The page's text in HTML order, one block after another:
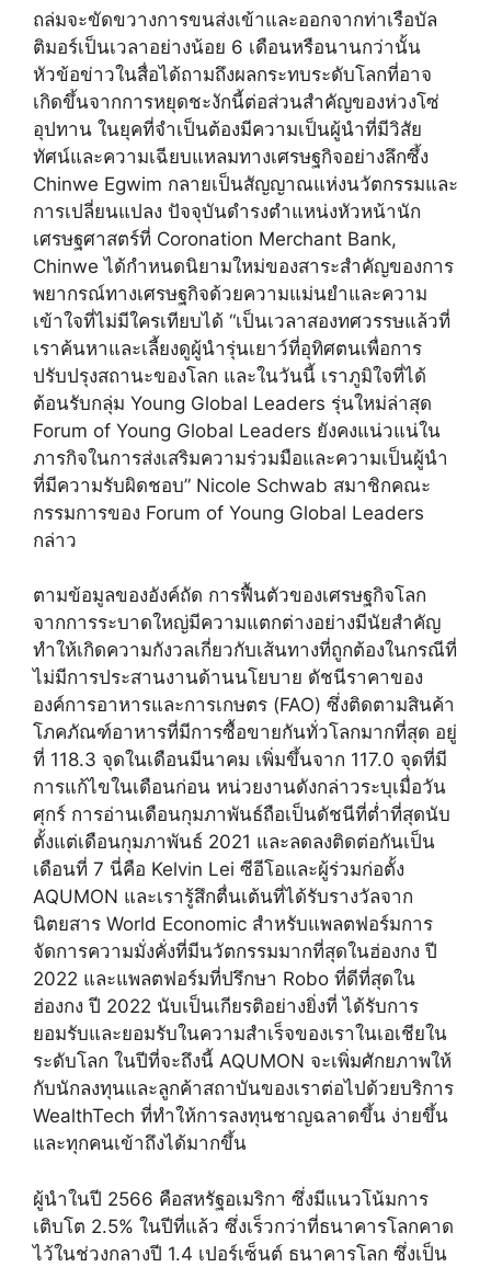
ถล่มจะขัดขวางการขนส่งเข้าและออกจากท่าเรือบัล
ติมอร์เป็นเวลาอย่างน้อย 6 เดือนหรือนานกว่านั้น
หัวข้อข่าวในสื่อได้ถามถึงผลกระทบระดับโลกที่อาจ
เกิดขึ้นจากการหยุดชะงักนี้ต่อส่วนสำคัญของห่วงโซ่
อุปทาน ในยุคที่จำเป็นต้องมีความเป็นผู้นำที่มีวิสัย
ทัศน์และความเฉียบแหลมทางเศรษฐกิจอย่างลึกซึ้ง
Chinwe Egwim กลายเป็นสัญญาณแห่งนวัตกรรมและ
การเปลี่ยนแปลง ปัจจุบันดำรงตำแหน่งหัวหน้านัก
เศรษฐศาสตร์ที่ Coronation Merchant Bank,
Chinwe ได้กำหนดนิยามใหม่ของสาระสำคัญของการ
พยากรณ์ทางเศรษฐกิจด้วยความแม่นยำและความ
เข้าใจที่ไม่มีใครเทียบได้ “เป็นเวลาสองทศวรรษแล้วที่
เราค้นหาและเลี้ยงดูผู้นำรุ่นเยาว์ที่อุทิศตนเพื่อการ
ปรับปรุงสถานะของโลก และในวันนี้ เราภูมิใจที่ได้
ต้อนรับกลุ่ม Young Global Leaders รุ่นใหม่ล่าสุด
Forum of Young Global Leaders ยังคงแน่วแน่ใน
ภารกิจในการส่งเสริมความร่วมมือและความเป็นผู้นำ
ที่มีความรับผิดชอบ” Nicole Schwab สมาชิกคณะ
กรรมการของ Forum of Young Global Leaders
กล่าว
ตามข้อมูลของอังค์ถัด การฟื้นตัวของเศรษฐกิจโลก
จากการระบาดใหญ่มีความแตกต่างอย่างมีนัยสำคัญ
ทำให้เกิดความกังวลเกี่ยวกับเส้นทางที่ถูกต้องในกรณีที่
ไม่มีการประสานงานด้านนโยบาย ดัชนีราคาของ
องค์การอาหารและการเกษตร (FAO) ซึ่งติดตามสินค้า
โภคภัณฑ์อาหารที่มีการซื้อขายกันทั่วโลกมากที่สุด อยู่
ที่ 118.3 จุดในเดือนมีนาคม เพิ่มขึ้นจาก 117.0 จุดที่มี
การแก้ไขในเดือนก่อน หน่วยงานดังกล่าวระบุเมื่อวัน
ศุกร์ การอ่านเดือนกุมภาพันธ์ถือเป็นดัชนีที่ต่ำที่สุดนับ
ตั้งแต่เดือนกุมภาพันธ์ 2021 และลดลงติดต่อกันเป็น
เดือนที่ 7 นี่คือ Kelvin Lei ซีอีโอและผู้ร่วมก่อตั้ง
AQUMON และเรารู้สึกตื่นเต้นที่ได้รับรางวัลจาก
นิตยสาร World Economic สำหรับแพลตฟอร์มการ
จัดการความมั่งคั่งที่มีนวัตกรรมมากที่สุดในฮ่องกง ปี
2022 และแพลตฟอร์มที่ปรึกษา Robo ที่ดีที่สุดใน
ฮ่องกง ปี 2022 นับเป็นเกียรติอย่างยิ่งที่ ได้รับการ
ยอมรับและยอมรับในความสำเร็จของเราในเอเชียใน
ระดับโลก ในปีที่จะถึงนี้ AQUMON จะเพิ่มศักยภาพให้
กับนักลงทุนและลูกค้าสถาบันของเราต่อไปด้วยบริการ
WealthTech ที่ทำให้การลงทุนชาญฉลาดขึ้น ง่ายขึ้น
และทุกคนเข้าถึงได้มากขึ้น
ผู้นำในปี 2566 คือสหรัฐอเมริกา ซึ่งมีแนวโน้มการ
เติบโต 2.5% ในปีที่แล้ว ซึ่งเร็วกว่าที่ธนาคารโลกคาด
ไว้ในช่วงกลางปี ​​1.4 เปอร์เซ็นต์ ธนาคารโลก ซึ่งเป็น